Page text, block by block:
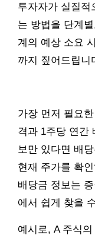
투자자가 실질적
는 방법을 단계
계의 예상 소요
까지 짚어드립니
가장 먼저 필요
격과 1주당 연간
보만 있다면 배
현재 주가를 확
배당금 정보는
에서 쉽게 찾을
예시로, A 주식